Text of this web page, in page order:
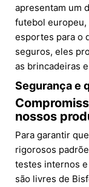
apresentam um
futebol
esportes para o
seguros, eles
as brincadeiras
Segurança e
nossos
Para garantir
rigorosos
testes internos
são livres de